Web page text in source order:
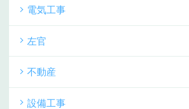
電気工事
左官
不動産
設備工事